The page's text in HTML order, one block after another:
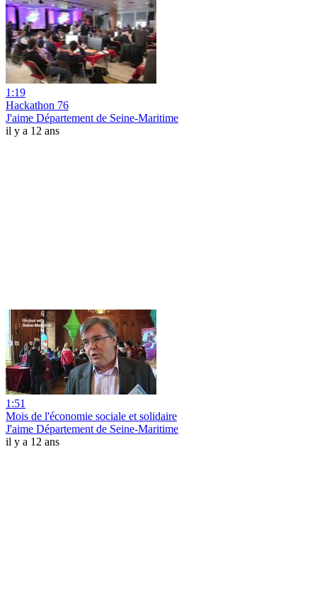
1:19
Hackathon 76
J'aime Département de Seine-Maritime
il y a 12 ans
1:51
Mois de l'économie sociale et solidaire
J'aime Département de Seine-Maritime
il y a 12 ans